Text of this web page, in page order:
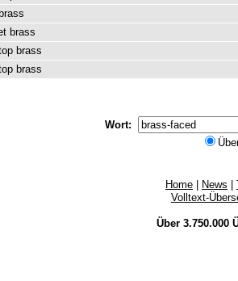
brass
brass
brass
brass
Wort:
Home News
Volltext-
Über 3.750.000